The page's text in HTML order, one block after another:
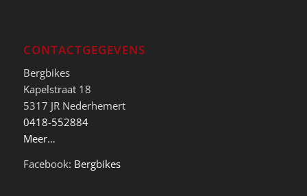
CONTACTGEGEVENS
Bergbikes
Kapelstraat 18
5317 JR Nederhemert
0418-552884
Meer…
Facebook: Bergbikes